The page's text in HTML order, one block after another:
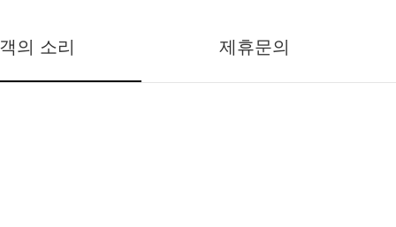
의 소리 제휴문의